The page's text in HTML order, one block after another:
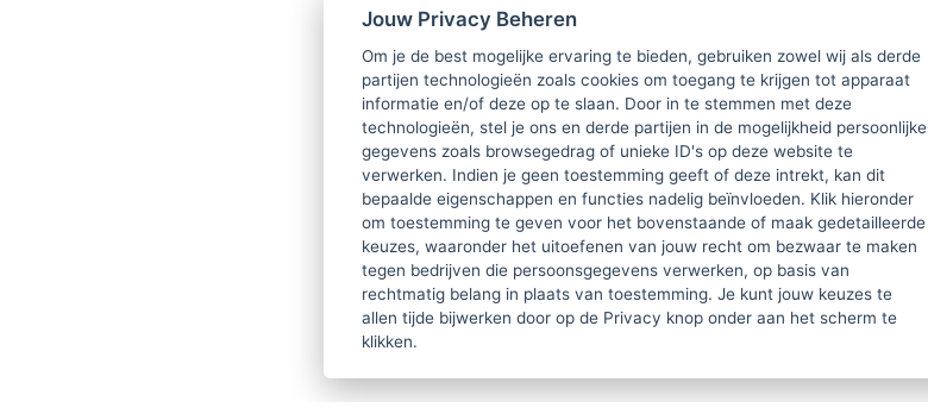
Jouw Privacy Beheren
Om je de best mogelijke ervaring te bieden, gebruiken zowel wij als derde
partijen technologieën zoals cookies om toegang te krijgen tot apparaat
informatie en/of deze op te slaan. Door in te stemmen met deze
technologieën, stel je ons en derde partijen in de mogelijkheid persoonlijke
gegevens zoals browsegedrag of unieke ID's op deze website te
verwerken. Indien je geen toestemming geeft of deze intrekt, kan dit
bepaalde eigenschappen en functies nadelig beïnvloeden. Klik hieronder
om toestemming te geven voor het bovenstaande of maak gedetailleerde
keuzes, waaronder het uitoefenen van jouw recht om bezwaar te maken
tegen bedrijven die persoonsgegevens verwerken, op basis van
rechtmatig belang in plaats van toestemming. Je kunt jouw keuzes te
allen tijde bijwerken door op de Privacy knop onder aan het scherm te
klikken.